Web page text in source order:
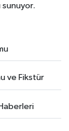
ve Fikstür